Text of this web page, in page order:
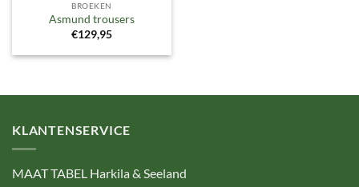
BROEKEN
Asmund trousers
€129,95
KLANTENSERVICE
MAAT TABEL Harkila & Seeland